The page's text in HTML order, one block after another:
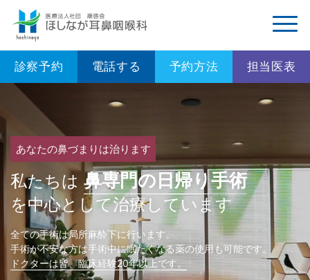
診察予約 電話する 予約方法 担当医表
あなたの鼻づまりは治ります
私たちは 鼻専門の日帰り手術
を中心として治療しています
全ての手術は局所麻酔下に行います。
手術が不安な方は手術中に眠たくなる薬の使用も可能です。
ドクターは皆、臨床経験20年以上です。